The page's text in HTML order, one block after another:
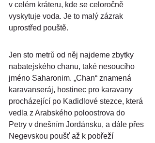
v celém kráteru, kde se celoročně
vyskytuje voda. Je to malý zázrak
uprostřed pouště.
Jen sto metrů od něj najdeme zbytky
nabatejského chanu, také nesoucího
jméno Saharonim. „Chan“ znamená
karavanseráj, hostinec pro karavany
procházející po Kadidlové stezce, která
vedla z Arabského poloostrova do
Petry v dnešním Jordánsku, a dále přes
Negevskou poušť až k pobřeží